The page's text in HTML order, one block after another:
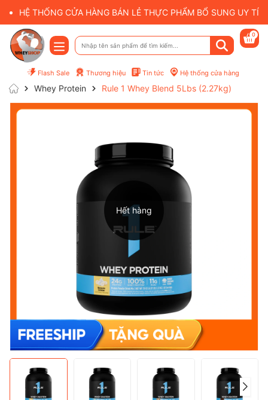
HỆ THỐNG CỬA HÀNG BÁN LẺ THỰC PHẨM BỔ SUNG UY
Flash Sale Thương hiệu Tin tức Hệ thống cửa hàng
0
Whey Protein Rule 1 Whey Blend 5Lbs (2.27kg)
Hết hàng
Mã giảm giá: